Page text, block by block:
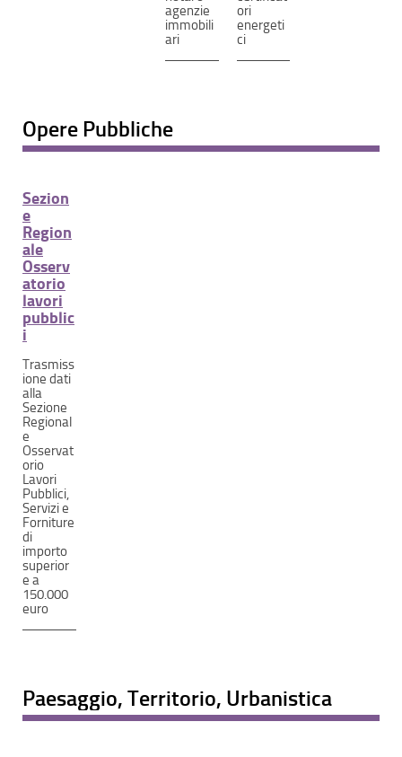
agenzie
immobili
ari
ori
energeti
ci
Opere Pubbliche
Sezion
e
Region
ale
Osserv
atorio
lavori
pubblic
i
Trasmiss
ione dati
alla
Sezione
Regional
e
Osservat
orio
Lavori
Pubblici,
Servizi e
Forniture
di
importo
superior
e a
150.000
euro
Paesaggio, Territorio, Urbanistica